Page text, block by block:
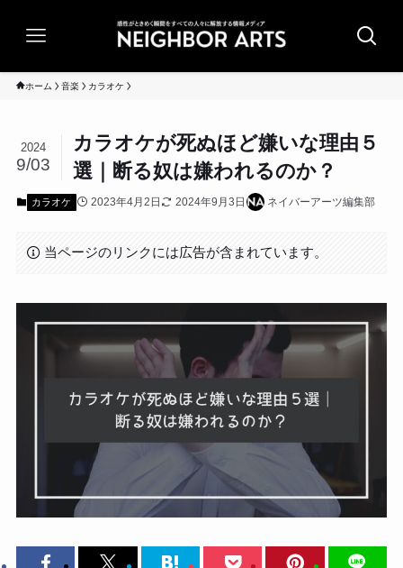
ホーム 音楽 カラオケ
カラオケが死ぬほど嫌いな理由５
選｜断る奴は嫌われるのか？
2024
9/03
カラオケ 2023年4月2日 2024年9月3日 ネイバーアーツ編集部
当ページのリンクには広告が含まれています。